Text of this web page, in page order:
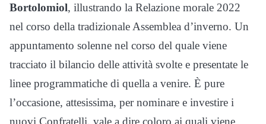
Bortolomiol, illustrando la Relazione morale 2022
nel corso della tradizionale Assemblea d’inverno. Un
appuntamento solenne nel corso del quale viene
tracciato il bilancio delle attività svolte e presentate le
linee programmatiche di quella a venire. È pure
l’occasione, attesissima, per nominare e investire i
nuovi Confratelli, vale a dire coloro ai quali viene